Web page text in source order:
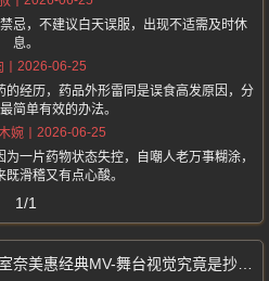
忌，不建议白天误服，出现不适需及时休
息。
2026-06-25
经历，药品外形雷同是误食高发原因，分
简单有效的办法。
婉
2026-06-25
一片药物状态失控，自嘲人老万事糊涂，
滑稽又有点心酸。
1/1
经典MV-舞台视觉究竟是抄袭还是通用布景